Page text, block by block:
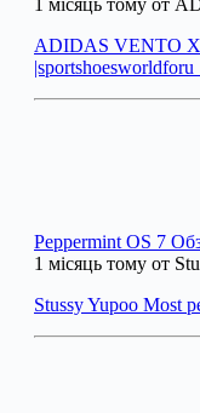
1 місяць тому от
ADIDAS VENTO
Peppermint OS 7
1 місяць тому от
Stussy Yupoo Most